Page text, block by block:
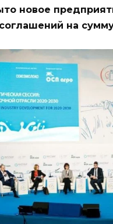
новое
на